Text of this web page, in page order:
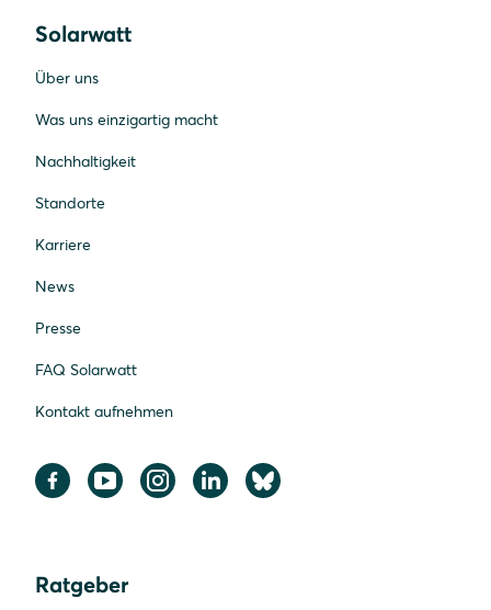
Solarwatt
Über uns
Was uns einzigartig macht
Nachhaltigkeit
Standorte
Karriere
News
Presse
FAQ Solarwatt
Kontakt aufnehmen
Ratgeber